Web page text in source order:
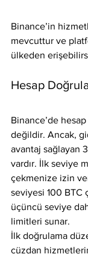
Binance’in
mevcuttur ve
ülkeden
Hesap
Binance’de
değildir. Ancak,
avantaj sağlayan
vardır. İlk seviye
çekmenize izin
seviyesi 100 BTC
üçüncü seviye
limitleri sunar.
İlk doğrulama
cüzdan